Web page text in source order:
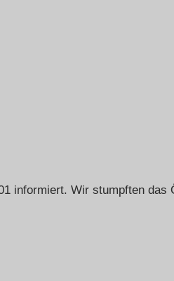
informiert. Wir stumpften das